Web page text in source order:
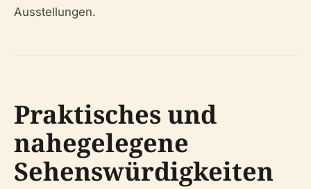
Ausstellungen.
Praktisches und
nahegelegene
Sehenswürdigkeiten